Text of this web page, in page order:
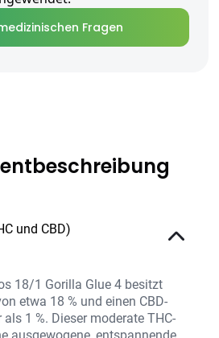
Fragen
und CBD)
18/1 Gorilla Glue 4 besitzt
etwa 18 % und einen CBD-
1 %. Dieser moderate THC-